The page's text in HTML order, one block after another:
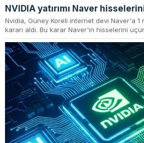
NVIDIA yatırımı Naver
Nvidia, Güney Koreli internet devi Naver'a 1
kararı aldı. Bu karar Naver'ın hisselerini